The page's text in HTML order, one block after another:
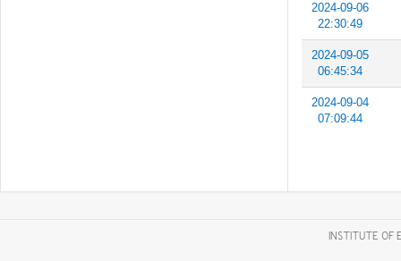
2024-09-06
22:30:49
2024-09-05
06:45:34
2024-09-04
07:09:44
INSTITUTE OF